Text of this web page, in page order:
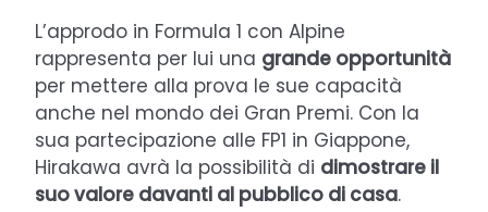
L’approdo in Formula 1 con Alpine
rappresenta per lui una grande opportunità
per mettere alla prova le sue capacità
anche nel mondo dei Gran Premi. Con la
sua partecipazione alle FP1 in Giappone,
Hirakawa avrà la possibilità di dimostrare il
suo valore davanti al pubblico di casa.